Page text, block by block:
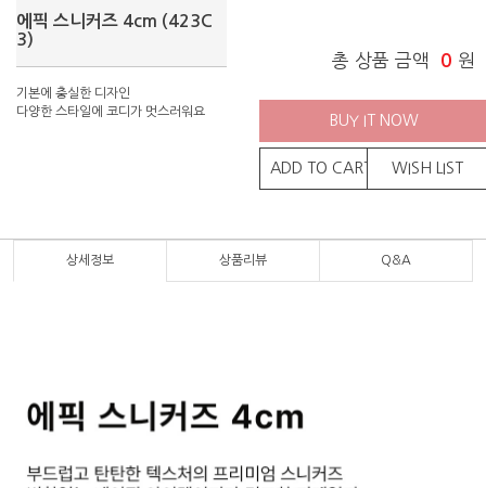
에픽 스니커즈 4cm (423C
3)
기본에 충실한 디자인
다양한 스타일에 코디가 멋스러워요
총 상품 금액 0 원
BUY IT NOW
ADD TO CART WISH LIST
상세정보 상품리뷰 Q&A